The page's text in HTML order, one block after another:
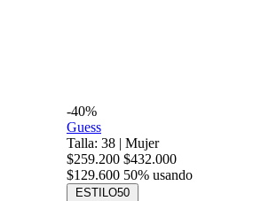
-40%
Guess
Talla: 38 | Mujer
$259.200 $432.000
$129.600 50% usando
ESTILO50